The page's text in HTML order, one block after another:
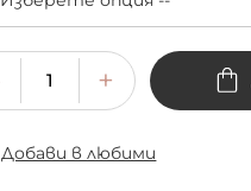
Добави в любими